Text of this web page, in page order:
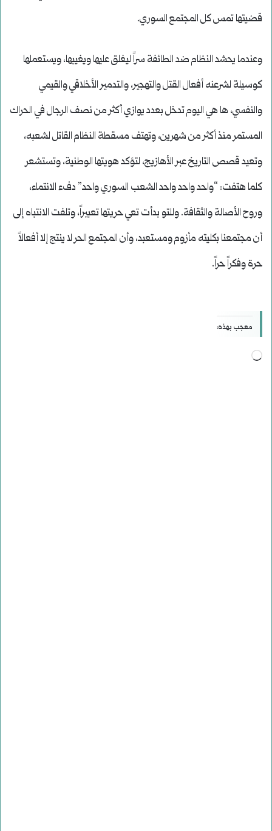
قضيتها تمس كل المجتمع السوري.
وعندما يحشد النظام ضد الطائفة سراً ليغلق عليها ويغيبها، ويستعملها
كوسيلة لشرعنه أفعال القتل والتهجير، والتدمير الأخلاقي والقيمي
والنفسي، ها هي اليوم تدخل بعدد يوازي أكثر من نصف الرجال في الحراك
المستمر منذ أكثر من شهرين، وتهتف مسقطة النظام القاتل لشعبه،
وتعيد قصص التاريخ عبر الأهازيج، لتؤكد هويتها الوطنية، وتستشعر
كلما هتفت: “واحد واحد واحد الشعب السوري واحد” دفء الانتماء،
وروح الأصالة والثقافة. وللتو بدأت تعي حريتها تعبيراً، وتلفت الانتباه إلى
أن مجتمعنا بكليته مأزوم ومستعبد، وأن المجتمع الحر لا ينتج إلا أفعالاً
حرة وفكراً حراً.
معجب بهذه:
جاري